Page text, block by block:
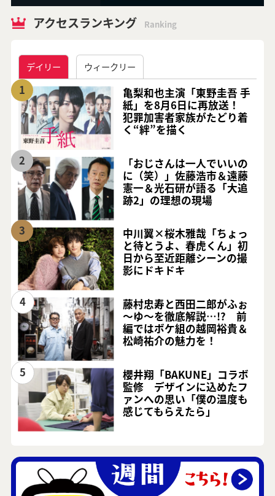
アクセスランキング Ranking
デイリー ウィークリー
1
亀梨和也主演「東野圭吾 手
紙」を8月6日に再放送！
犯罪加害者家族がたどり着
く“絆”を描く
2
「おじさんは一人でいいの
に（笑）」佐藤浩市＆遠藤
憲一＆光石研が語る「大追
跡2」の理想の現場
3
中川翼×桜木雅哉「ちょっ
と待とうよ、春虎くん」初
日から至近距離シーンの撮
影にドキドキ
4
藤村忠寿と西田二郎がふぉ
～ゆ～を徹底解説…!? 前
編ではボケ組の越岡裕貴＆
松崎祐介の魅力を！
5
櫻井翔「BAKUNE」コラボ
監修 デザインに込めたフ
ァンへの思い「僕の温度も
感じてもらえたら」